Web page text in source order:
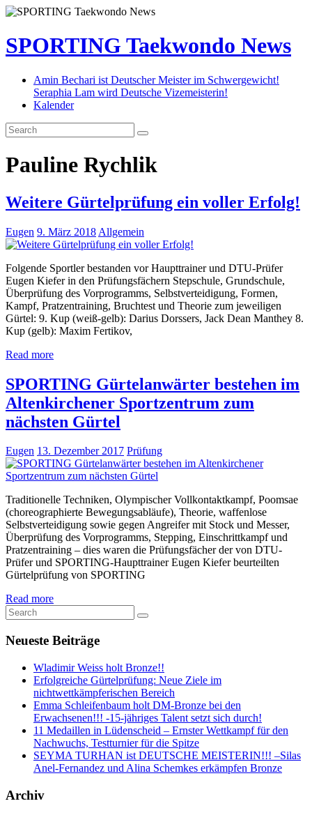
SPORTING Taekwondo News
Amin Bechari ist Deutscher Meister im Schwergewicht!
Seraphia Lam wird Deutsche Vizemeisterin!
Kalender
Pauline Rychlik
Weitere Gürtelprüfung ein voller Erfolg!
Eugen 9. März 2018 Allgemein
Folgende Sportler bestanden vor Haupttrainer und DTU-Prüfer
Eugen Kiefer in den Prüfungsfächern Stepschule, Grundschule,
Überprüfung des Vorprogramms, Selbstverteidigung, Formen,
Kampf, Pratzentraining, Bruchtest und Theorie zum jeweiligen
Gürtel: 9. Kup (weiß-gelb): Darius Dorssers, Jack Dean Manthey 8.
Kup (gelb): Maxim Fertikov,
Read more
SPORTING Gürtelanwärter bestehen im
Altenkirchener Sportzentrum zum
nächsten Gürtel
Eugen 13. Dezember 2017 Prüfung
Traditionelle Techniken, Olympischer Vollkontaktkampf, Poomsae
(choreographierte Bewegungsabläufe), Theorie, waffenlose
Selbstverteidigung sowie gegen Angreifer mit Stock und Messer,
Überprüfung des Vorprogramms, Stepping, Einschrittkampf und
Pratzentraining – dies waren die Prüfungsfächer der von DTU-
Prüfer und SPORTING-Haupttrainer Eugen Kiefer beurteilten
Gürtelprüfung von SPORTING
Read more
Neueste Beiträge
Wladimir Weiss holt Bronze!!
Erfolgreiche Gürtelprüfung: Neue Ziele im
nichtwettkämpferischen Bereich
Emma Schleifenbaum holt DM-Bronze bei den
Erwachsenen!!! -15-jähriges Talent setzt sich durch!
11 Medaillen in Lüdenscheid – Ernster Wettkampf für den
Nachwuchs, Testturnier für die Spitze
SEYMA TURHAN ist DEUTSCHE MEISTERIN!!! –Silas
Anel-Fernandez und Alina Schemkes erkämpfen Bronze
Archiv